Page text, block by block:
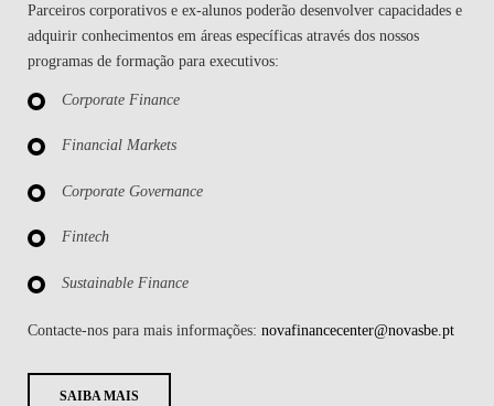
Parceiros corporativos e ex-alunos poderão desenvolver capacidades e
adquirir conhecimentos em áreas específicas através dos nossos
programas de formação para executivos:
Corporate Finance​
Financial Markets​
Corporate Governance​
Fintech​
Sustainable Finance
Contacte-nos para mais informações: novafinancecenter@novasbe.pt
SAIBA MAIS